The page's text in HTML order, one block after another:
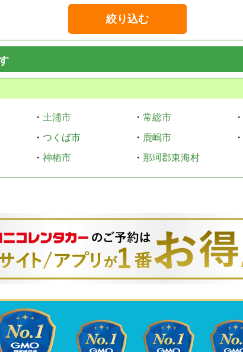
絞り込む
・ 土浦市 ・ 常総市 ・
・ つくば市 ・ 鹿嶋市 ・
・ 神栖市 ・ 那珂郡東海村